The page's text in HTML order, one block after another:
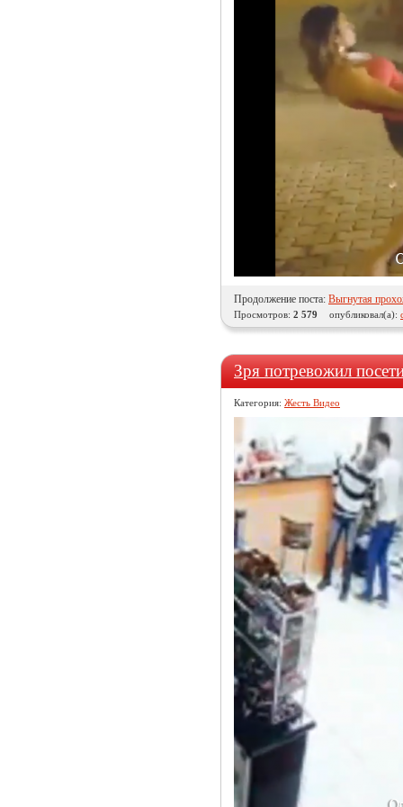
Продолжение поста: Выгнутая
Просмотров: 2 579 опубликовал(а):
Зря потревожил
Категория: Жесть Видео